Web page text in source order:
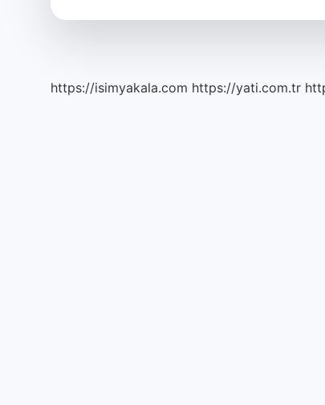
https://isimyakala.com https://yati.com.tr